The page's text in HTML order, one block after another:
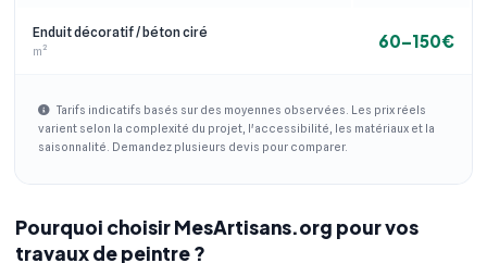
Enduit décoratif / béton ciré
m² 60–150€
Tarifs indicatifs basés sur des moyennes observées. Les prix réels
varient selon la complexité du projet, l'accessibilité, les matériaux et la
saisonnalité. Demandez plusieurs devis pour comparer.
Pourquoi choisir MesArtisans.org pour vos
travaux de peintre ?